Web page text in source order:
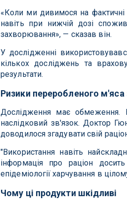
«Коли ми дивимося на фактичні
навіть при нижчій дозі
захворювання», — сказав він.
У дослідженні
кількох досліджень та
результати.
Ризики переробленого
Дослідження має обмеження.
наслідковий зв'язок. Доктор
доводилося згадувати свій
"Використання навіть
інформація про раціон
епідеміології харчування в
Чому ці продукти шкідливі